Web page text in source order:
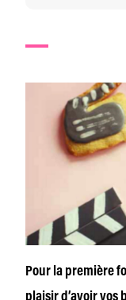
Pour la première